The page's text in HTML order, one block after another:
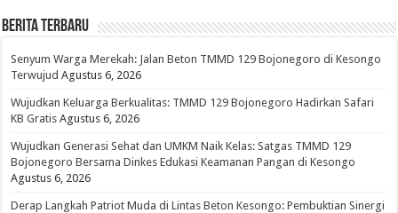
BERITA TERBARU
Senyum Warga Merekah: Jalan Beton TMMD 129 Bojonegoro di Kesongo
Terwujud Agustus 6, 2026
Wujudkan Keluarga Berkualitas: TMMD 129 Bojonegoro Hadirkan Safari
KB Gratis Agustus 6, 2026
Wujudkan Generasi Sehat dan UMKM Naik Kelas: Satgas TMMD 129
Bojonegoro Bersama Dinkes Edukasi Keamanan Pangan di Kesongo
Agustus 6, 2026
Derap Langkah Patriot Muda di Lintas Beton Kesongo: Pembuktian Sinergi